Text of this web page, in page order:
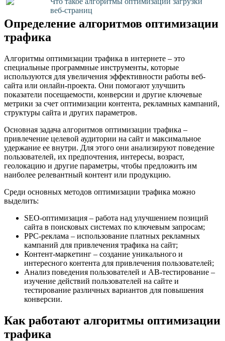
веб-страниц
Определение алгоритмов оптимизации
трафика
Алгоритмы оптимизации трафика в интернете – это
специальные программные инструменты, которые
используются для увеличения эффективности работы веб-
сайта или онлайн-проекта. Они помогают улучшить
показатели посещаемости, конверсии и другие ключевые
метрики за счет оптимизации контента, рекламных кампаний,
структуры сайта и других параметров.
Основная задача алгоритмов оптимизации трафика –
привлечение целевой аудитории на сайт и максимальное
удержание ее внутри. Для этого они анализируют поведение
пользователей, их предпочтения, интересы, возраст,
геолокацию и другие параметры, чтобы предложить им
наиболее релевантный контент или продукцию.
Среди основных методов оптимизации трафика можно
выделить:
SEO-оптимизация – работа над улучшением позиций
сайта в поисковых системах по ключевым запросам;
PPC-реклама – использование платных рекламных
кампаний для привлечения трафика на сайт;
Контент-маркетинг – создание уникального и
интересного контента для привлечения пользователей;
Анализ поведения пользователей и AB-тестирование –
изучение действий пользователей на сайте и
тестирование различных вариантов для повышения
конверсии.
Как работают алгоритмы оптимизации
трафика